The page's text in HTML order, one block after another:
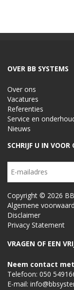
OVER BB SYSTEMS
Over ons
Vacatures
Referenties
Service en
Nieuws
SCHRIJF U IN VOOR
Copyright © 2026
Algemene
Disclaimer
Privacy Statement
VRAGEN OF EEN
Neem contact
Telefoon: 050
E-mail: